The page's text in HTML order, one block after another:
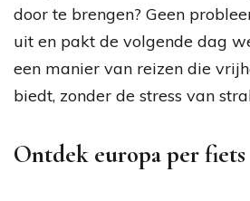
door te brengen? Geen
uit en pakt de volgende dag
een manier van reizen die
biedt, zonder de stress van
Ontdek europa per fiets